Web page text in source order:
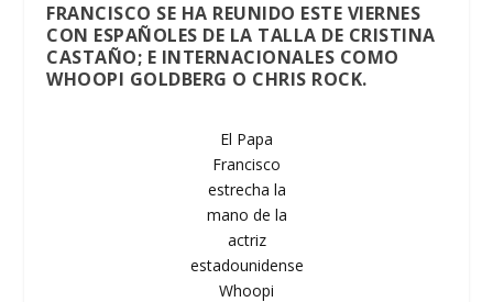
FRANCISCO SE HA REUNIDO ESTE VIERNES
CON ESPAÑOLES DE LA TALLA DE CRISTINA
CASTAÑO; E INTERNACIONALES COMO
WHOOPI GOLDBERG O CHRIS ROCK.
El Papa
Francisco
estrecha la
mano de la
actriz
estadounidense
Whoopi